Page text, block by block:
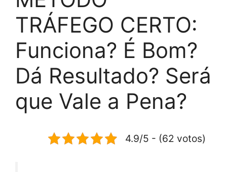
TRÁFEGO CERTO:
Funciona? É Bom?
Dá Resultado? Será
que Vale a Pena?
4.9/5 - (62 votos)